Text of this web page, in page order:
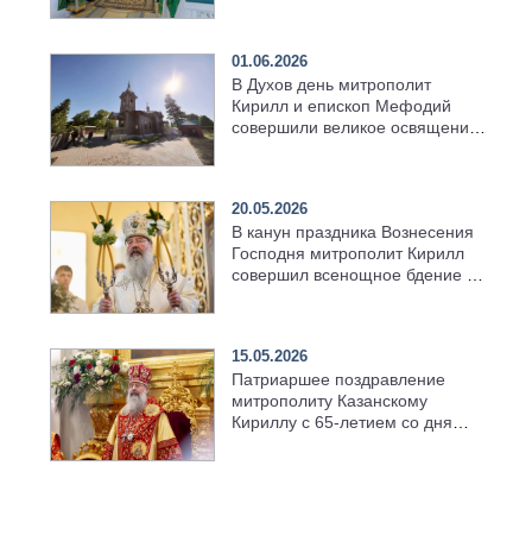
01.06.2026
В Духов день митрополит
Кирилл и епископ Мефодий
совершили великое освящение
20.05.2026
В канун праздника Вознесения
Господня митрополит Кирилл
совершил всенощное бдение в
15.05.2026
Патриаршее поздравление
митрополиту Казанскому
Кириллу с 65-летием со дня